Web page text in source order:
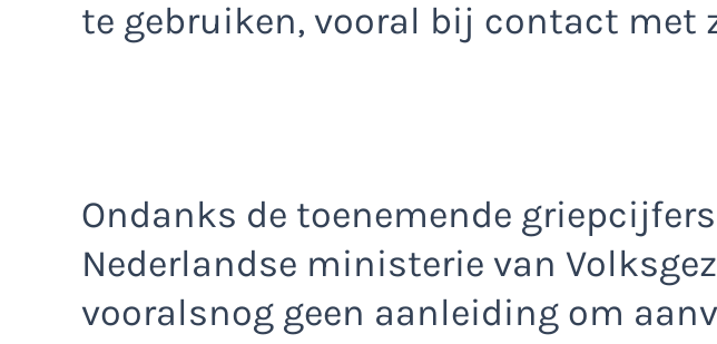
te gebruiken, vooral bij contact met
Ondanks de toenemende
Nederlandse ministerie van
vooralsnog geen aanleiding om